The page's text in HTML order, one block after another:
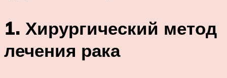
1. Хирургический метод
лечения рака